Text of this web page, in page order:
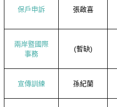
保戶申訴 張啟喜
兩岸暨國際
事務
(暫缺)
宣傳訓練 孫紀蘭